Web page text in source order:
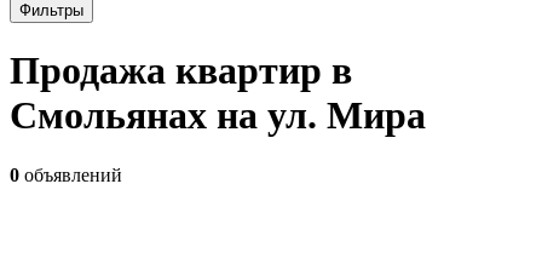
Фильтры
Продажа квартир в
Смольянах на ул. Мира
0 объявлений